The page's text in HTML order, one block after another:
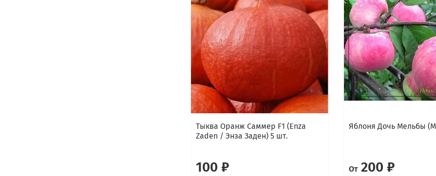
Тыква Оранж Саммер F1 (Enza
Zaden / Энза Заден) 5 шт.
100 ₽
Яблоня Дочь Мельбы
От200 ₽